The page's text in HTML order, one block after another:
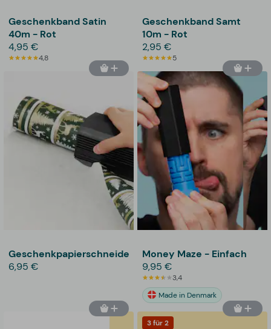
Geschenkband Satin
40m - Rot
4,95 €
4,8
Geschenkband Samt
10m - Rot
2,95 €
5
Geschenkpapierschneider
6,95 €
Money Maze - Einfach
9,95 €
3,4
Made in Denmark
3 für 2